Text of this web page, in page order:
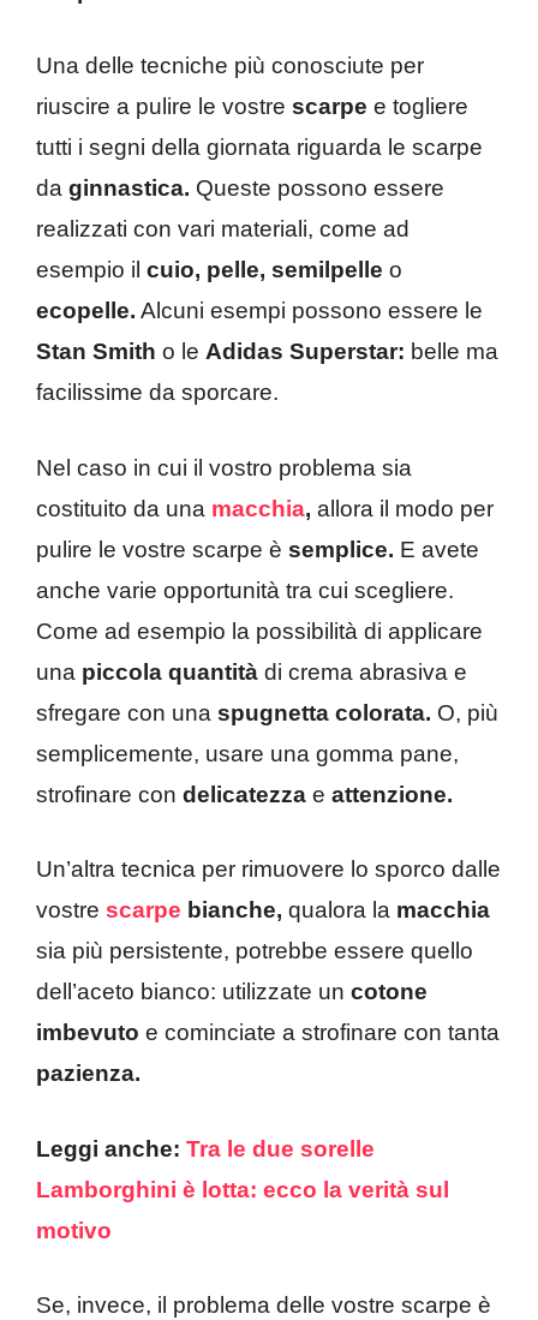
Una delle tecniche più conosciute per
riuscire a pulire le vostre scarpe e togliere
tutti i segni della giornata riguarda le scarpe
da ginnastica. Queste possono essere
realizzati con vari materiali, come ad
esempio il cuio, pelle, semilpelle o
ecopelle. Alcuni esempi possono essere le
Stan Smith o le Adidas Superstar: belle ma
facilissime da sporcare.
Nel caso in cui il vostro problema sia
costituito da una macchia, allora il modo per
pulire le vostre scarpe è semplice. E avete
anche varie opportunità tra cui scegliere.
Come ad esempio la possibilità di applicare
una piccola quantità di crema abrasiva e
sfregare con una spugnetta colorata. O, più
semplicemente, usare una gomma pane,
strofinare con delicatezza e attenzione.
Un’altra tecnica per rimuovere lo sporco dalle
vostre scarpe bianche, qualora la macchia
sia più persistente, potrebbe essere quello
dell’aceto bianco: utilizzate un cotone
imbevuto e cominciate a strofinare con tanta
pazienza.
Leggi anche: Tra le due sorelle
Lamborghini è lotta: ecco la verità sul
motivo
Se, invece, il problema delle vostre scarpe è